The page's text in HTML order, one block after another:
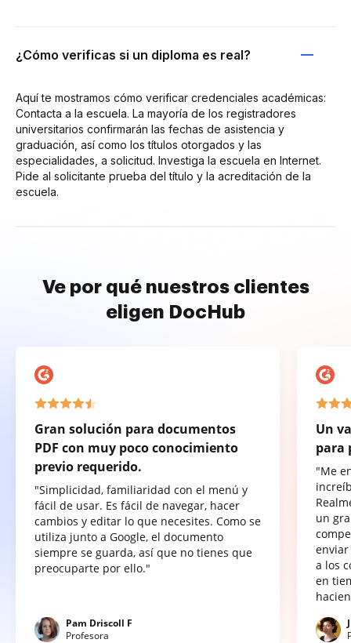
¿Cómo verificas si un diploma es real?
Aquí te mostramos cómo verificar credenciales académicas:
Contacta a la escuela. La mayoría de los registradores
universitarios confirmarán las fechas de asistencia y
graduación, así como los títulos otorgados y las
especialidades, a solicitud. Investiga la escuela en Internet.
Pide al solicitante prueba del título y la acreditación de la
escuela.
Ve por qué nuestros clientes
eligen DocHub
Gran solución para documentos
PDF con muy poco conocimiento
previo requerido.
"Simplicidad, familiaridad con el menú y
fácil de usar. Es fácil de navegar, hacer
cambios y editar lo que necesites. Como se
utiliza junto a Google, el documento
siempre se guarda, así que no tienes que
preocuparte por ello."
Pam Driscoll F
Profesora
Un
para
"Me
un
a los
en